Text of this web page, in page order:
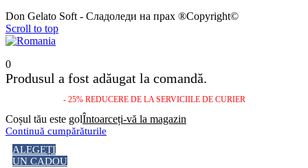
Don Gelato Soft - Сладоледи на прах ®Copyright©
Scroll to top
0
Produsul a fost adăugat la comandă.
- 25% REDUCERE DE LA SERVICIILE DE CURIER
Coșul tău este golÎntoarceți-vă la magazin
Continuă cumpărăturile
ALEGEȚI
UN CADOU